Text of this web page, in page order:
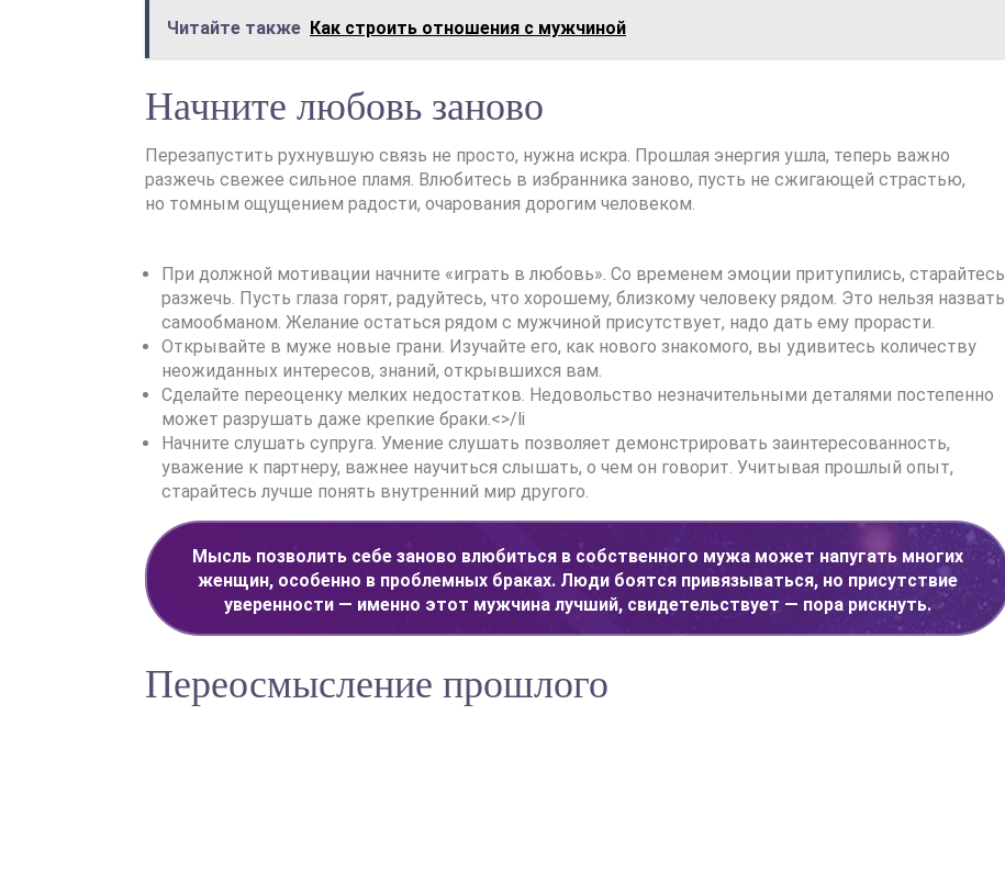
Читайте также Как строить отношения с мужчиной
Начните любовь заново
Перезапустить рухнувшую связь не просто, нужна искра. Прошлая энергия ушла, теперь важно
разжечь свежее сильное пламя. Влюбитесь в избранника заново, пусть не сжигающей страстью,
но томным ощущением радости, очарования дорогим человеком.
При должной мотивации начните «играть в любовь». Со временем эмоции притупились, старайтесь
разжечь. Пусть глаза горят, радуйтесь, что хорошему, близкому человеку рядом. Это нельзя назвать
самообманом. Желание остаться рядом с мужчиной присутствует, надо дать ему прорасти.
Открывайте в муже новые грани. Изучайте его, как нового знакомого, вы удивитесь количеству
неожиданных интересов, знаний, открывшихся вам.
Сделайте переоценку мелких недостатков. Недовольство незначительными деталями постепенно
может разрушать даже крепкие браки.<>/li
Начните слушать супруга. Умение слушать позволяет демонстрировать заинтересованность,
уважение к партнеру, важнее научиться слышать, о чем он говорит. Учитывая прошлый опыт,
старайтесь лучше понять внутренний мир другого.
Мысль позволить себе заново влюбиться в собственного мужа может напугать многих
женщин, особенно в проблемных браках. Люди боятся привязываться, но присутствие
уверенности — именно этот мужчина лучший, свидетельствует — пора рискнуть.
Переосмысление прошлого